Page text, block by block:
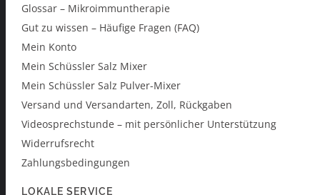
Glossar – Mikroimmuntherapie
Gut zu wissen – Häufige Fragen (FAQ)
Mein Konto
Mein Schüssler Salz Mixer
Mein Schüssler Salz Pulver-Mixer
Versand und Versandarten, Zoll, Rückgaben
Videosprechstunde – mit persönlicher Unterstützung
Widerrufsrecht
Zahlungsbedingungen
LOKALE SERVICE